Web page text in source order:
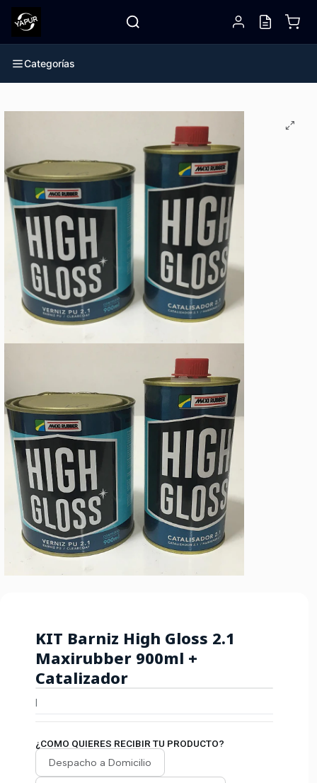
Categorías
|
KIT Barniz High Gloss 2.1
Maxirubber 900ml +
Catalizador
¿COMO QUIERES RECIBIR TU PRODUCTO?
Despacho a Domicilio